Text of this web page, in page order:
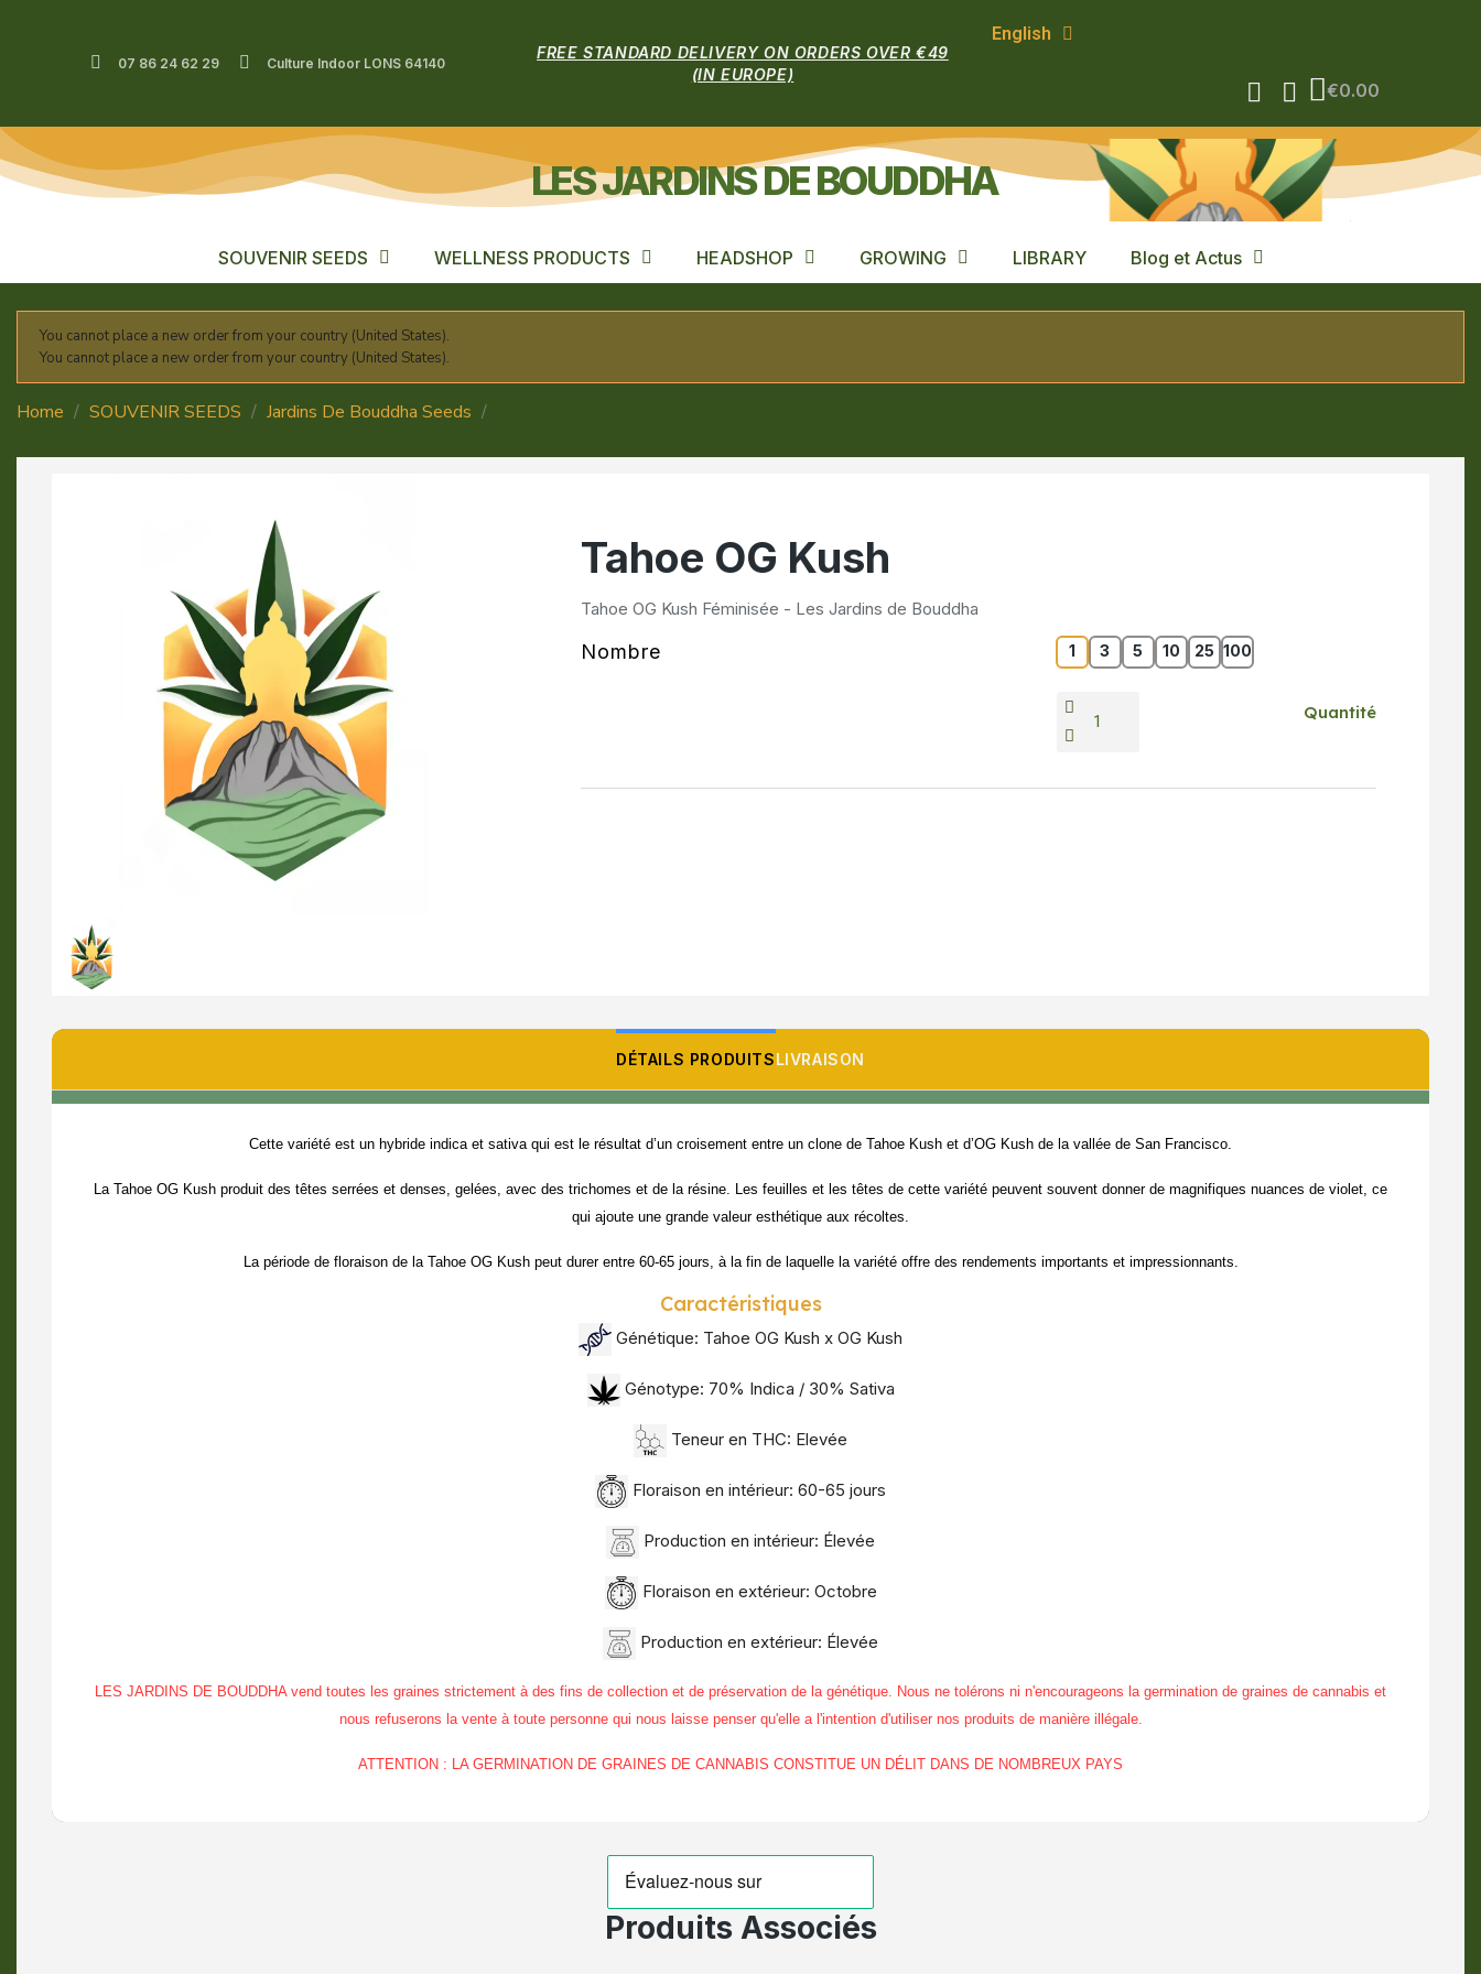
07 86 24 62 29 Culture Indoor LONS 64140
FREE STANDARD DELIVERY ON ORDERS OVER €49
(IN EUROPE)
English
€0.00
LES JARDINS DE BOUDDHA
SOUVENIR SEEDS WELLNESS PRODUCTS HEADSHOP GROWING LIBRARY Blog et Actus
You cannot place a new order from your country (United States).
You cannot place a new order from your country (United States).
Home SOUVENIR SEEDS Jardins De Bouddha Seeds
Tahoe OG Kush
Tahoe OG Kush Féminisée - Les Jardins de Bouddha
Nombre 1 3 5 10 25 100
Quantité
DÉTAILS PRODUITSLIVRAISON
Cette variété est un hybride indica et sativa qui est le résultat d’un croisement entre un clone de Tahoe Kush et d’OG Kush de la vallée de San Francisco.
La Tahoe OG Kush produit des têtes serrées et denses, gelées, avec des trichomes et de la résine. Les feuilles et les têtes de cette variété peuvent souvent donner de magnifiques nuances de violet, ce
qui ajoute une grande valeur esthétique aux récoltes.
La période de floraison de la Tahoe OG Kush peut durer entre 60-65 jours, à la fin de laquelle la variété offre des rendements importants et impressionnants.
Caractéristiques
Génétique: Tahoe OG Kush x OG Kush
Génotype: 70% Indica / 30% Sativa
Teneur en THC: Elevée
Floraison en intérieur: 60-65 jours
Production en intérieur: Élevée
Floraison en extérieur: Octobre
Production en extérieur: Élevée
LES JARDINS DE BOUDDHA vend toutes les graines strictement à des fins de collection et de préservation de la génétique. Nous ne tolérons ni n'encourageons la germination de graines de cannabis et
nous refuserons la vente à toute personne qui nous laisse penser qu'elle a l'intention d'utiliser nos produits de manière illégale.
ATTENTION : LA GERMINATION DE GRAINES DE CANNABIS CONSTITUE UN DÉLIT DANS DE NOMBREUX PAYS
Produits Associés